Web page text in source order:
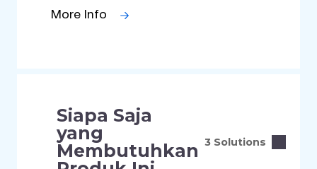
More Info
Siapa Saja
yang
Membutuhkan 3 Solutions